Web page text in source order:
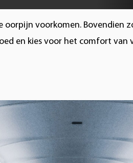
voorkomen. Bovendien
en kies voor het comfort